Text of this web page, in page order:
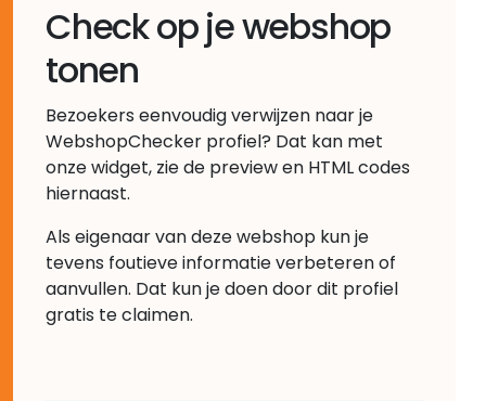
Check op je webshop
tonen
Bezoekers eenvoudig verwijzen naar je
WebshopChecker profiel? Dat kan met
onze widget, zie de preview en HTML codes
hiernaast.
Als eigenaar van deze webshop kun je
tevens foutieve informatie verbeteren of
aanvullen. Dat kun je doen door dit profiel
gratis te claimen.